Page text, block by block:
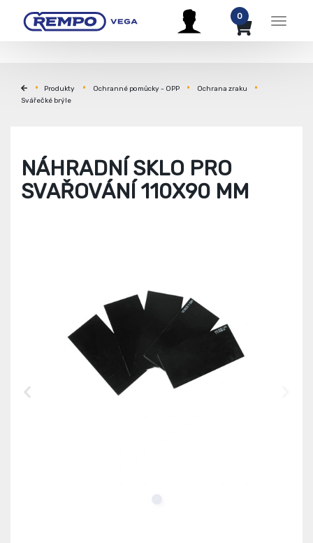
Menu
0
Produkty Ochranné pomůcky - OPP
Ochrana zraku
Svářečké brýle
NÁHRADNÍ SKLO PRO
SVAŘOVÁNÍ 110X90 MM